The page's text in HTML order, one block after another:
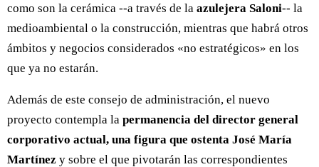
como son la cerámica --a través de la azulejera Saloni-- la
medioambiental o la construcción, mientras que habrá otros
ámbitos y negocios considerados «no estratégicos» en los
que ya no estarán.
Además de este consejo de administración, el nuevo
proyecto contempla la permanencia del director general
corporativo actual, una figura que ostenta José María
Martínez y sobre el que pivotarán las correspondientes